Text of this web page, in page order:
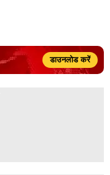
डाउनलोड करें